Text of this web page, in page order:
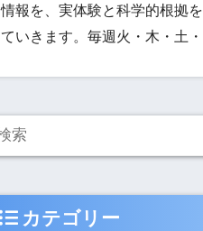
情報を、実体験と科学的根拠を
ていきます。毎週火・木・土・
カテゴリー